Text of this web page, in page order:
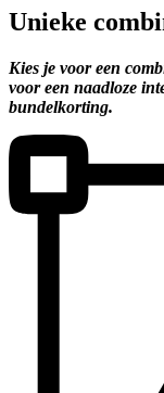
Unieke
Kies je voor een
voor een naadloze
bundelkorting.